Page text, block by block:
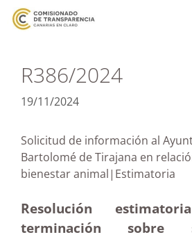
R386/2024
19/11/2024
Solicitud de información al
Bartolomé de Tirajana en
bienestar
Resolución
terminación sobre